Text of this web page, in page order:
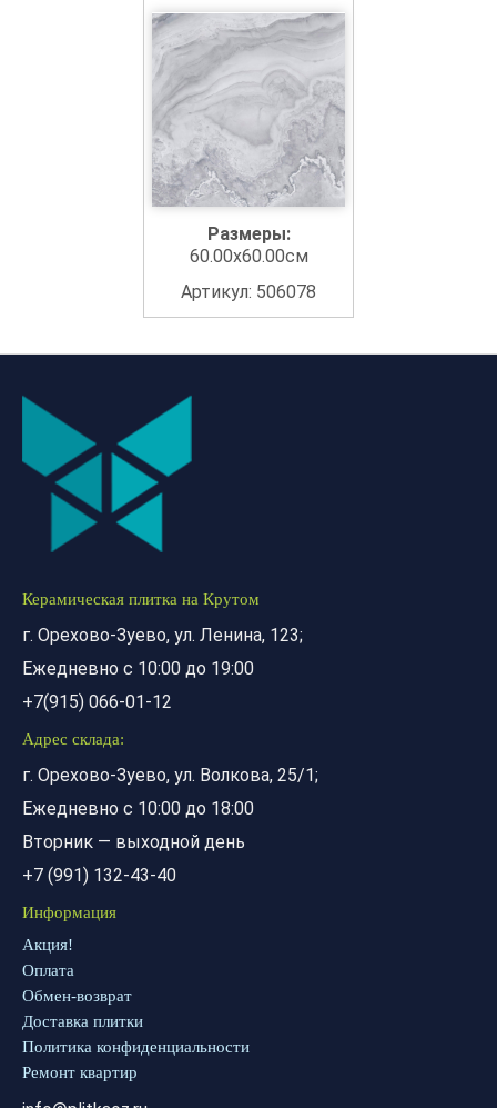
Размеры:
60.00x60.00см
Артикул: 506078
Керамическая плитка на Крутом
г. Орехово-Зуево, ул. Ленина, 123;
Ежедневно с 10:00 до 19:00
+7(915) 066-01-12
Адрес склада:
г. Орехово-Зуево, ул. Волкова, 25/1;
Ежедневно с 10:00 до 18:00
Вторник — выходной день
+7 (991) 132-43-40
Информация
Акция!
Оплата
Обмен-возврат
Доставка плитки
Политика конфиденциальности
Ремонт квартир